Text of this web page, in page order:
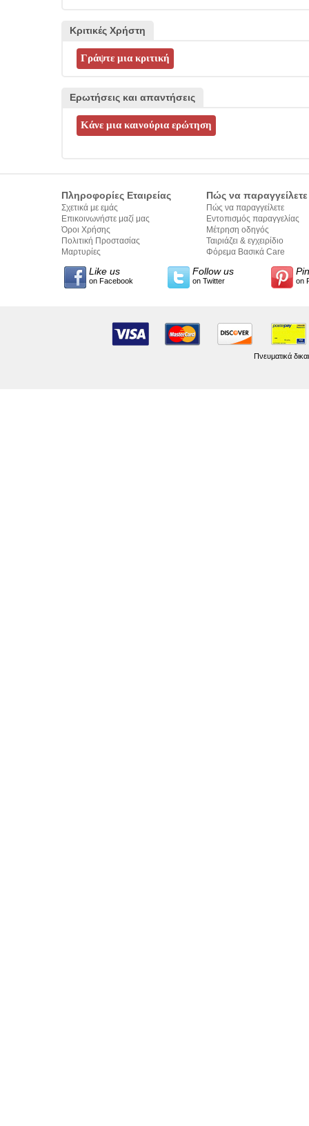
Κριτικές Χρήστη
Ερωτήσεις και απαντήσεις
Πληροφορίες Εταιρείας
Σχετικά με εμάς
Επικοινωνήστε μαζί μας
Όροι Χρήσης
Πολιτική Προστασίας
Προσωπικών Δεδομένων
Μαρτυρίες
Πώς να παραγγείλετε
Πώς να παραγγείλετε
Εντοπισμός παραγγελίας
Μέτρηση οδηγός
Ταιριάζει & εγχειρίδιο
σύνταξης κειμένων
Φόρεμα Βασικά Care
Like us
on Facebook
Follow us
on Twitter on
Πνευματικά